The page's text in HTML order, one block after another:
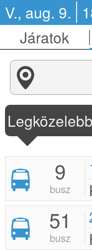
V., aug. 9.
Járatok
9
busz
51
busz